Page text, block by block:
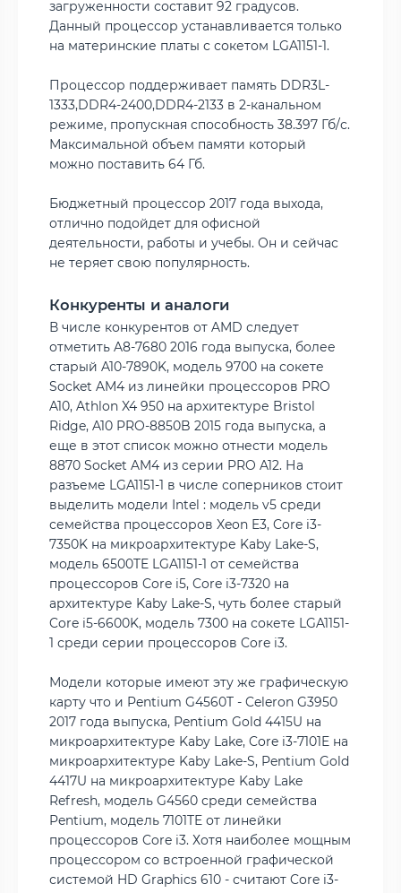
загруженности составит 92 градусов.
Данный процессор устанавливается только
на материнские платы с сокетом LGA1151-1.
Процессор поддерживает память DDR3L-
1333,DDR4-2400,DDR4-2133 в 2-канальном
режиме, пропускная способность 38.397 Гб/с.
Максимальной объем памяти который
можно поставить 64 Гб.
Бюджетный процессор 2017 года выхода,
отлично подойдет для офисной
деятельности, работы и учебы. Он и сейчас
не теряет свою популярность.
Конкуренты и аналоги
В числе конкурентов от AMD следует
отметить A8-7680 2016 года выпуска, более
старый A10-7890K, модель 9700 на сокете
Socket AM4 из линейки процессоров PRO
A10, Athlon X4 950 на архитектуре Bristol
Ridge, A10 PRO-8850B 2015 года выпуска, а
еще в этот список можно отнести модель
8870 Socket AM4 из серии PRO A12. На
разъеме LGA1151-1 в числе соперников стоит
выделить модели Intel : модель v5 среди
семейства процессоров Xeon E3, Core i3-
7350K на микроархитектуре Kaby Lake-S,
модель 6500TE LGA1151-1 от семейства
процессоров Core i5, Core i3-7320 на
архитектуре Kaby Lake-S, чуть более старый
Core i5-6600K, модель 7300 на сокете LGA1151-
1 среди серии процессоров Core i3.
Модели которые имеют эту же графическую
карту что и Pentium G4560T - Celeron G3950
2017 года выпуска, Pentium Gold 4415U на
микроархитектуре Kaby Lake, Core i3-7101E на
микроархитектуре Kaby Lake-S, Pentium Gold
4417U на микроархитектуре Kaby Lake
Refresh, модель G4560 среди семейства
Pentium, модель 7101TE от линейки
процессоров Core i3. Хотя наиболее мощным
процессором со встроенной графической
системой HD Graphics 610 - считают Core i3-